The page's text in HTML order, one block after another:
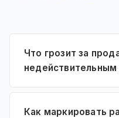
Что грозит за
Как маркировать